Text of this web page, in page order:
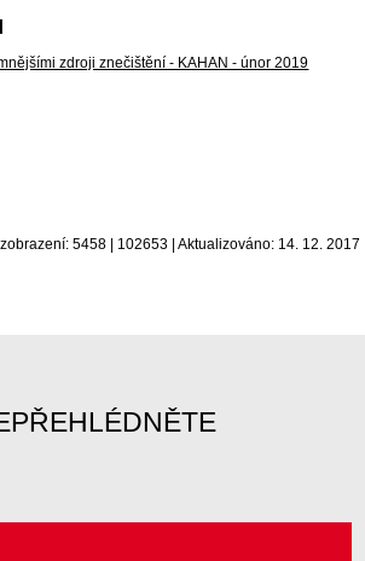
zdroji znečištění - KAHAN - únor 2019
5458 | 102653 | Aktualizováno: 14. 12. 2017